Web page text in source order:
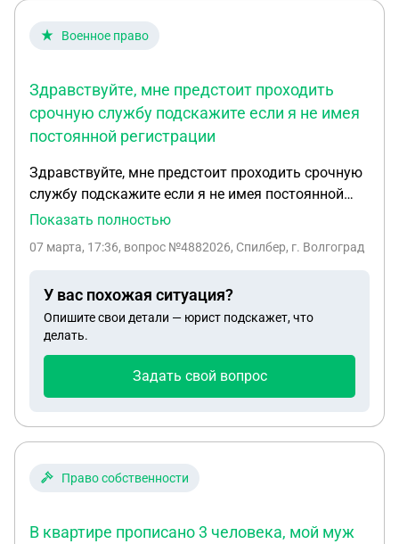
Военное право
Здравствуйте, мне предстоит проходить
срочную службу подскажите если я не имея
постоянной регистрации
Здравствуйте, мне предстоит проходить срочную
службу подскажите если я не имея постоянной
регистрации сделал временную регистрацию в
я просто уведомить свой старый военкомат что
прежнем городе или необходимо аннулировать
временную регистрацию чтобы не вставать на
учёт в другом городе? Просто хотелось бы
свой военкомат ( я же ведь не склоняюсь)
Показать полностью
07 марта, 17:36, вопрос №4882026, Спилбер, г. Волгоград
У вас похожая ситуация?
Опишите свои детали — юрист подскажет, что
делать.
Задать свой вопрос
Право собственности
В квартире прописано 3 человека, мой муж